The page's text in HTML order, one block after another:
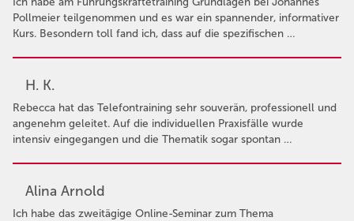
Pollmeier teilgenommen und es war ein spannender, informativer
Kurs. Besondern toll fand ich, dass auf die spezifischen …
H. K.
Rebecca hat das Telefontraining sehr souverän, professionell und
angenehm geleitet. Auf die individuellen Praxisfälle wurde
intensiv eingegangen und die Thematik sogar spontan …
Alina Arnold
Ich habe das zweitägige Online-Seminar zum Thema